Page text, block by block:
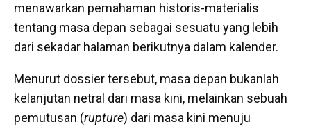
menawarkan pemahaman historis-materialis
tentang masa depan sebagai sesuatu yang lebih
dari sekadar halaman berikutnya dalam kalender.
Menurut dossier tersebut, masa depan bukanlah
kelanjutan netral dari masa kini, melainkan sebuah
pemutusan (rupture) dari masa kini menuju